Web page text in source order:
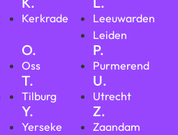
Kerkrade
Leeuwarden
Leiden
O.
Oss
P.
Purmerend
T.
Tilburg
U.
Utrecht
Y.
Yerseke
Z.
Zaandam